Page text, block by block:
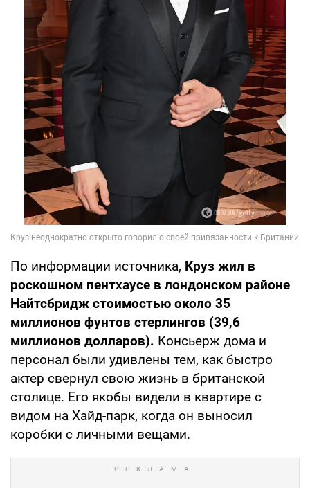
По информации источника, Круз жил в
роскошном пентхаусе в лондонском районе
Найтсбридж стоимостью около 35
миллионов фунтов стерлингов (39,6
миллионов долларов). Консьерж дома и
персонал были удивлены тем, как быстро
актер свернул свою жизнь в британской
столице. Его якобы видели в квартире с
видом на Хайд-парк, когда он выносил
коробки с личными вещами.